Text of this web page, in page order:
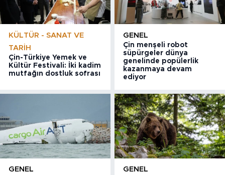
KÜLTÜR - SANAT VE
TARIH
Çin-Türkiye Yemek ve
Kültür Festivali: İki kadim
mutfağın dostluk sofrası
GENEL
Çin menşeli robot
süpürgeler dünya
genelinde popülerlik
kazanmaya devam
ediyor
GENEL GENEL